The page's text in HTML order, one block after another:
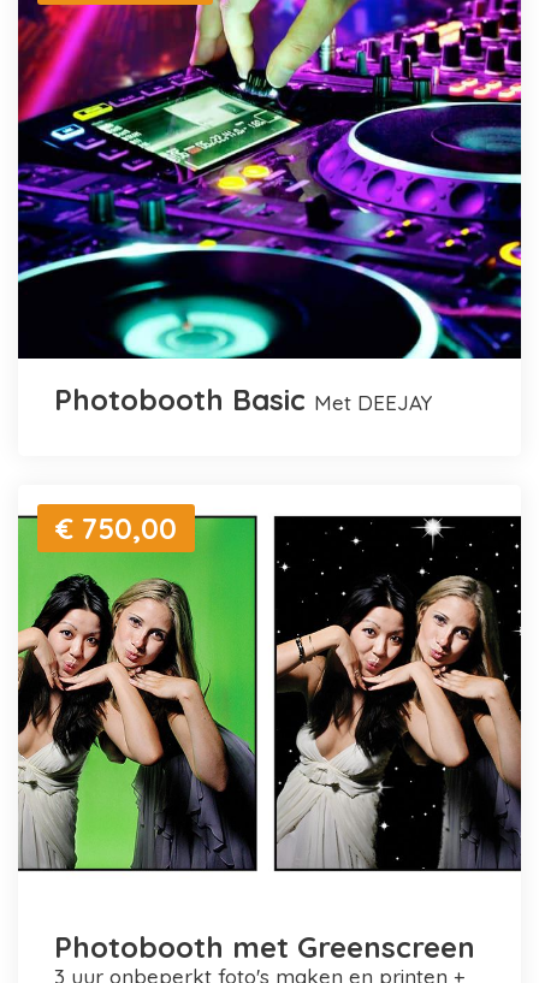
Photobooth Basic met DEEJAY
€ 750,00
Photobooth met Greenscreen
3 uur onbeperkt foto's maken en printen +